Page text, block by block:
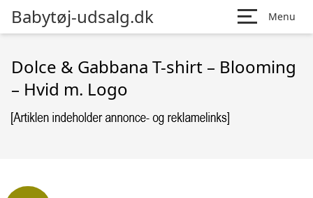
Babytøj-udsalg.dk Menu
Dolce & Gabbana T-shirt – Blooming
– Hvid m. Logo